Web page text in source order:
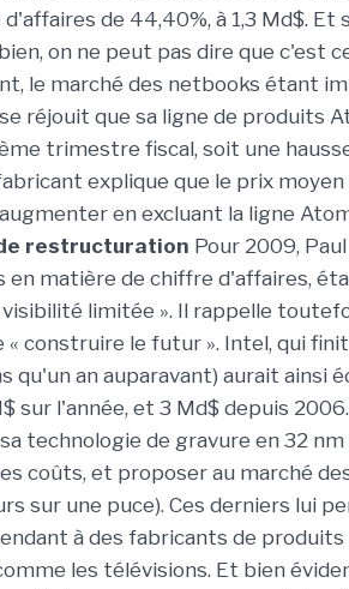
de 44,40%, à 1,3 Md$. Et
on ne peut pas dire que c'est
le marché des netbooks étant
réjouit que sa ligne de produits
trimestre fiscal, soit une
explique que le prix
en excluant la ligne
restructuration Pour 2009,
matière de chiffre d'affaires,
limitée ». Il rappelle
construire le futur ». Intel, qui
qu'un an auparavant) aurait ainsi
sur l'année, et 3 Md$ depuis
technologie de gravure en 32
coûts, et proposer au marché
sur une puce). Ces derniers lui
à des fabricants de
les télévisions. Et bien